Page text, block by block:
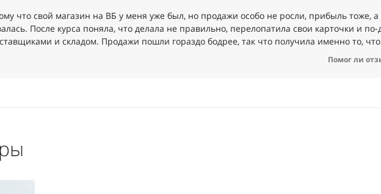
что свой магазин на ВБ у меня уже был, но продажи особо не росли, прибыль тоже,
После курса поняла, что делала не правильно, перелопатила свои карточки и по-
и складом. Продажи пошли гораздо бодрее, так что получила именно то, что
Помог ли